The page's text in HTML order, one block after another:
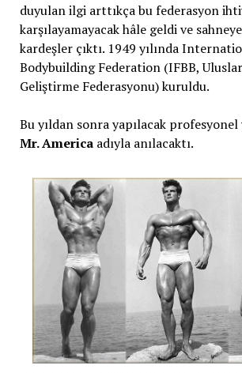
duyulan ilgi arttıkça bu federasyon
karşılayamayacak hâle geldi ve
kardeşler çıktı. 1949 yılında
Bodybuilding Federation (IFBB,
Geliştirme Federasyonu) kuruldu.
Bu yıldan sonra yapılacak profesyonel
Mr. Americaadıyla anılacaktı.